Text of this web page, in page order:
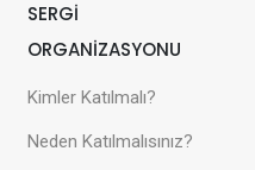
SERGİ
ORGANİZASYONU
Kimler Katılmalı?
Neden Katılmalısınız?